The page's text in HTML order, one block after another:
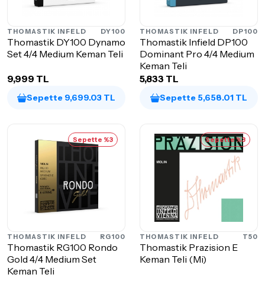
THOMASTIK INFELD DY100
Thomastik DY100 Dynamo
Set 4/4 Medium Keman Teli
9,999 TL
Sepette 9,699.03 TL
THOMASTIK INFELD DP100
Thomastik Infield DP100
Dominant Pro 4/4 Medium
Keman Teli
5,833 TL
Sepette 5,658.01 TL
Sepette %3
THOMASTIK INFELD RG100
Thomastik RG100 Rondo
Gold 4/4 Medium Set
Keman Teli
Sepette %3
THOMASTIK INFELD T50
Thomastik Prazision E
Keman Teli (Mi)